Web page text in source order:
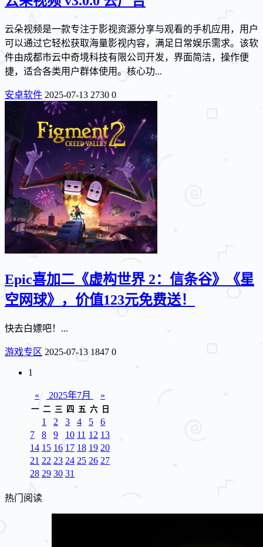
云朵视频是一款专注于影视资源分享与观看的手机应用，用户
可以通过它轻松获取海量影视内容，满足日常娱乐需求。该软
件由成都市云中奇境科技有限公司开发，界面简洁，操作便
捷，适合各类用户群体使用。核心功...
安卓软件 2025-07-13 2730 0
Epic喜加二《虚构世界 2：信条谷》《星
空网球》，价值123元免费送！
快去白嫖吧！...
游戏专区 2025-07-13 1847 0
1
« 2025年7月 »
一 二 三 四 五 六 日
1 2 3 4 5
6
7
8 9 10 11 12 13
14 15 16 17 18 19 20
21 22 23 24 25 26 27
28 29 30 31
热门阅读